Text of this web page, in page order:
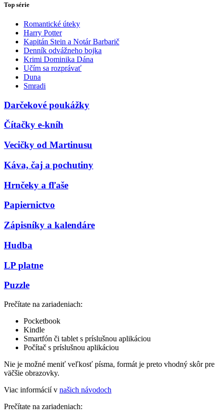
Top série
Romantické úteky
Harry Potter
Kapitán Stein a Notár Barbarič
Denník odvážneho bojka
Krimi Dominika Dána
Učím sa rozprávať
Duna
Smradi
Darčekové poukážky
Čítačky e-kníh
Vecičky od Martinusu
Káva, čaj a pochutiny
Hrnčeky a fľaše
Papiernictvo
Zápisníky a kalendáre
Hudba
LP platne
Puzzle
Prečítate na zariadeniach:
Pocketbook
Kindle
Smartfón či tablet s príslušnou aplikáciou
Počítač s príslušnou aplikáciou
Nie je možné meniť veľkosť písma, formát je preto vhodný skôr pre
väčšie obrazovky.
Viac informácií v našich návodoch
Prečítate na zariadeniach: